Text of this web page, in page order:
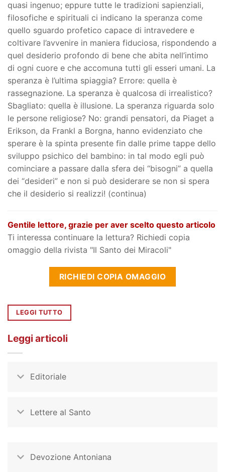
quasi ingenuo; eppure tutte le tradizioni sapienziali,
filosofiche e spirituali ci indicano la speranza come
quello sguardo profetico capace di intravedere e
coltivare l’avvenire in maniera fiduciosa, rispondendo a
quel desiderio profondo di bene che abita nell’intimo
di ogni cuore e che accomuna tutti gli esseri umani. La
speranza è l’ultima spiaggia? Errore: quella è
rassegnazione. La speranza è qualcosa di irrealistico?
Sbagliato: quella è illusione. La speranza riguarda solo
le persone religiose? No: grandi pensatori, da Piaget a
Erikson, da Frankl a Borgna, hanno evidenziato che
sperare è la spinta presente fin dalle prime tappe dello
sviluppo psichico del bambino: in tal modo egli può
cominciare a passare dalla sfera dei “bisogni” a quella
dei “desideri” e non si può desiderare se non si spera
che il desiderio si realizzi! (continua)
Gentile lettore, grazie per aver scelto questo articolo
Ti interessa continuare la lettura? Richiedi copia
omaggio della rivista "Il Santo dei Miracoli"
RICHIEDI COPIA OMAGGIO
LEGGI TUTTO
Leggi articoli
Editoriale
Lettere al Santo
Devozione Antoniana